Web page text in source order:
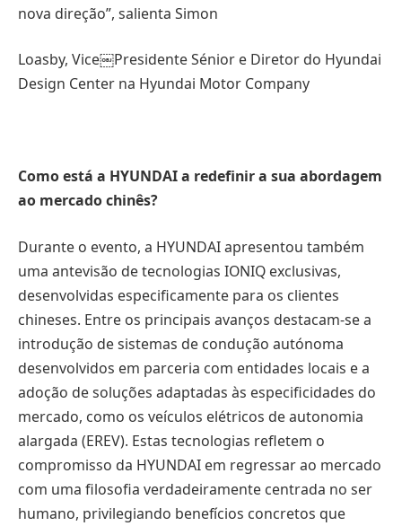
nova direção”, salienta Simon
Loasby, Vice￼Presidente Sénior e Diretor do Hyundai
Design Center na Hyundai Motor Company
Como está a HYUNDAI a redefinir a sua abordagem
ao mercado chinês?
Durante o evento, a HYUNDAI apresentou também
uma antevisão de tecnologias IONIQ exclusivas,
desenvolvidas especificamente para os clientes
chineses. Entre os principais avanços destacam‑se a
introdução de sistemas de condução autónoma
desenvolvidos em parceria com entidades locais e a
adoção de soluções adaptadas às especificidades do
mercado, como os veículos elétricos de autonomia
alargada (EREV). Estas tecnologias refletem o
compromisso da HYUNDAI em regressar ao mercado
com uma filosofia verdadeiramente centrada no ser
humano, privilegiando benefícios concretos que